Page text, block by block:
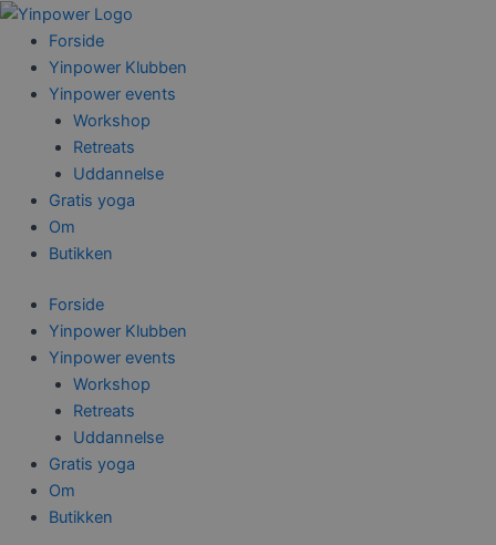
Gå
indholdet
Forside
Yinpower Klubben
Yinpower events
Workshop
Retreats
Uddannelse
Gratis yoga
Om
Butikken
Forside
Yinpower Klubben
Yinpower events
Workshop
Retreats
Uddannelse
Gratis yoga
Om
Butikken